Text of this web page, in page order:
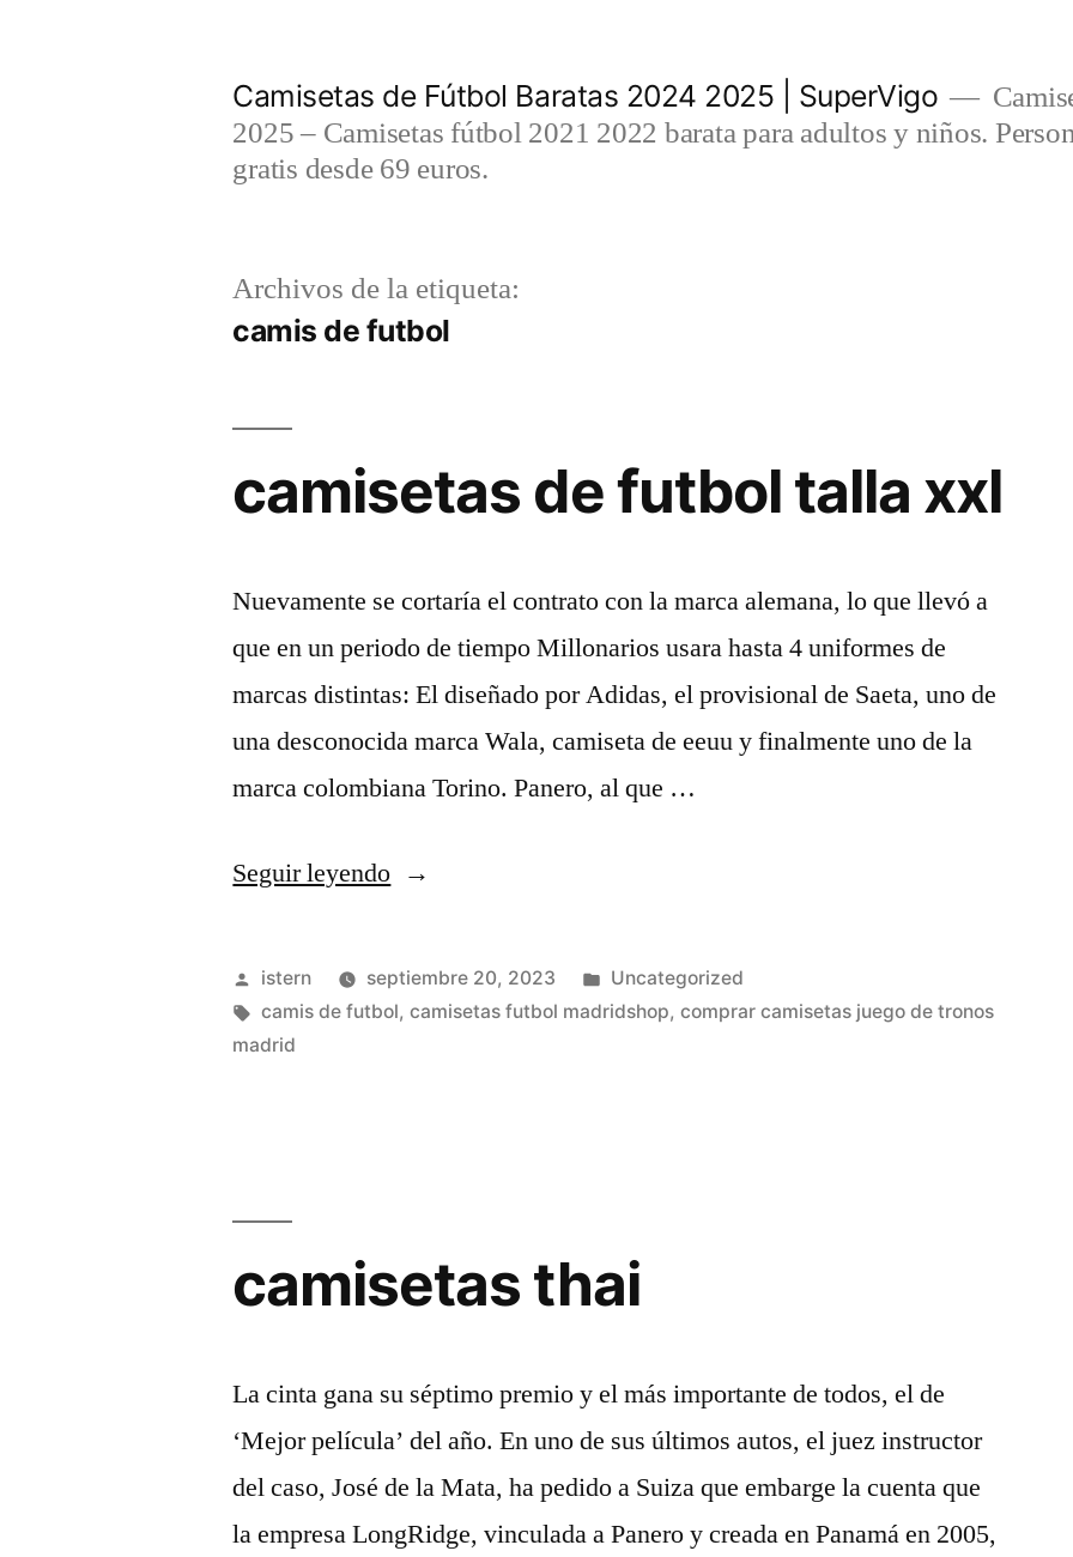
Camisetas de Fútbol Baratas 2024 2025 | SuperVigo
2025 – Camisetas fútbol 2021 2022 barata para adultos y niños.
gratis desde 69 euros.
Archivos de la etiqueta:
camis de futbol
camisetas de futbol talla xxl
Nuevamente se cortaría el contrato con la marca alemana, lo que llevó a
que en un periodo de tiempo Millonarios usara hasta 4 uniformes de
marcas distintas: El diseñado por Adidas, el provisional de Saeta, uno de
una desconocida marca Wala, camiseta de eeuu y finalmente uno de la
marca colombiana Torino. Panero, al que …
Seguir leyendo«camisetas
futbol
talla
Publicado
por
istern septiembre 20, 2023
Publicado
en
Uncategorized
Etiquetas:
camis de futbol,camisetas futbol madridshop,comprar camisetas juego de tronos
madrid
camisetas thai
La cinta gana su séptimo premio y el más importante de todos, el de
‘Mejor película’ del año. En uno de sus últimos autos, el juez instructor
del caso, José de la Mata, ha pedido a Suiza que embarge la cuenta que
la empresa LongRidge, vinculada a Panero y creada en Panamá en 2005,